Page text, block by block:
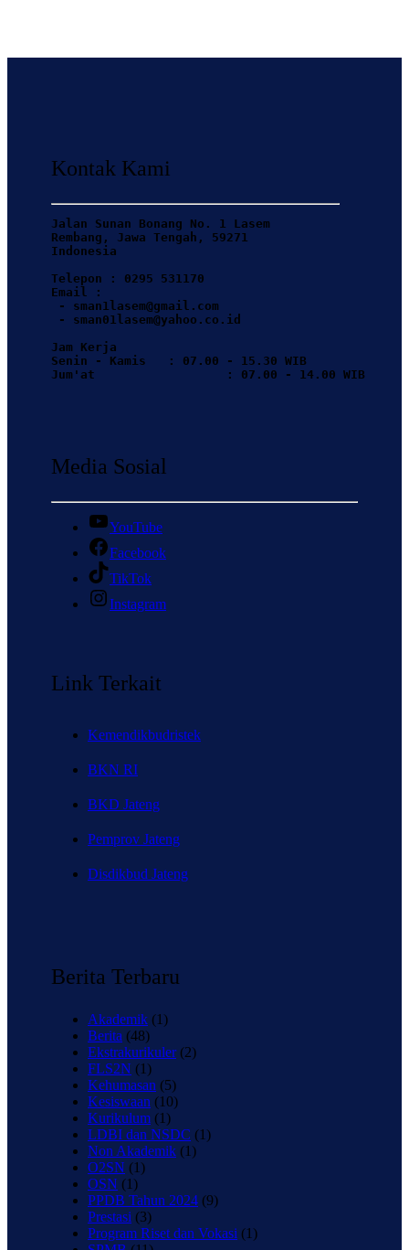
Kontak Kami
Jalan Sunan Bonang No. 1 Lasem
Rembang, Jawa Tengah, 59271
Indonesia
Telepon : 0295 531170
Email :
- sman1lasem@gmail.com
- sman01lasem@yahoo.co.id
Jam Kerja
Senin - Kamis   : 07.00 - 15.30 WIB
Jum'at                  : 07.00 - 14.00 WIB
Media Sosial
YouTube
Facebook
TikTok
Instagram
Link Terkait
Kemendikbudristek
BKN RI
BKD Jateng
Pemprov Jateng
Disdikbud Jateng
Berita Terbaru
Akademik (1)
Berita (48)
Ekstrakurikuler(2)
FLS2N (1)
Kehumasan (5)
Kesiswaan (10)
Kurikulum (1)
LDBI dan NSDC (1)
Non Akademik (1)
O2SN (1)
OSN (1)
PPDB Tahun 2024 (9)
Prestasi (3)
Program Riset dan Vokasi (1)